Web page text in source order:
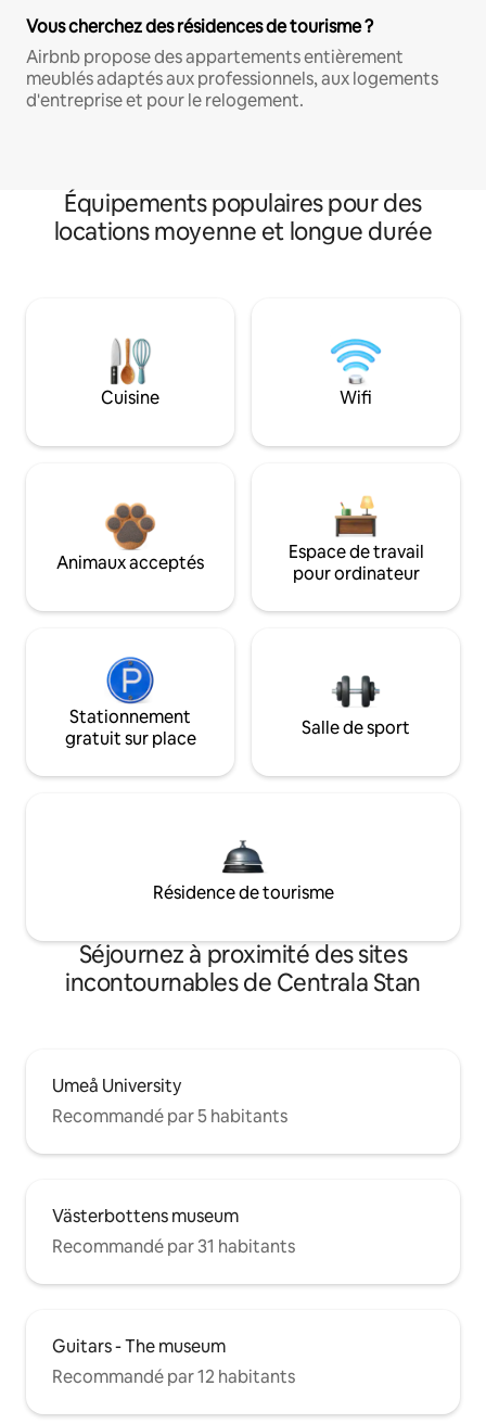
Vous cherchez des résidences de tourisme ?
Airbnb propose des appartements entièrement
meublés adaptés aux professionnels, aux logements
d'entreprise et pour le relogement.
Équipements populaires pour des
locations moyenne et longue durée
Cuisine Wifi
Animaux acceptés
Espace de travail
pour ordinateur
Stationnement
gratuit sur place
Salle de sport
Résidence de tourisme
Séjournez à proximité des sites
incontournables de Centrala Stan
Umeå University
Recommandé par 5 habitants
Västerbottens museum
Recommandé par 31 habitants
Guitars - The museum
Recommandé par 12 habitants